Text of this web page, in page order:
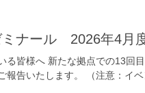
ナール 2026年4月
る皆様へ 新たな拠点での13回
報告いたします。 （注意：